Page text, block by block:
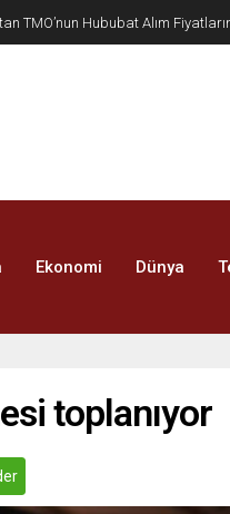
ve Başarır’ın grup
Ekonomi Dünya
toplanıyor